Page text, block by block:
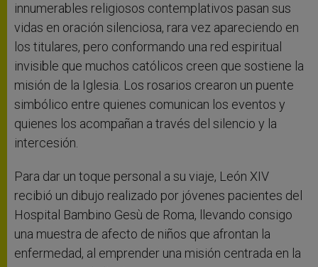
innumerables religiosos contemplativos pasan sus
vidas en oración silenciosa, rara vez apareciendo en
los titulares, pero conformando una red espiritual
invisible que muchos católicos creen que sostiene la
misión de la Iglesia. Los rosarios crearon un puente
simbólico entre quienes comunican los eventos y
quienes los acompañan a través del silencio y la
intercesión.
Para dar un toque personal a su viaje, León XIV
recibió un dibujo realizado por jóvenes pacientes del
Hospital Bambino Gesù de Roma, llevando consigo
una muestra de afecto de niños que afrontan la
enfermedad, al emprender una misión centrada en la